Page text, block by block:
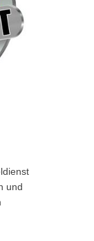
und